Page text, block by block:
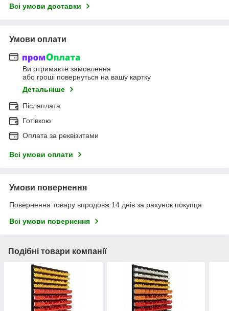
Всі умови доставки
Умови оплати
Ви отримаєте замовлення
або гроші повернуться на вашу картку
Детальніше
Післяплата
Готівкою
Оплата за реквізитами
Всі умови оплати
Умови повернення
Повернення товару впродовж 14 днів за рахунок покупця
Всі умови повернення
Подібні товари компанії